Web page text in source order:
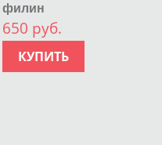
филин
650 руб.
КУПИТЬ